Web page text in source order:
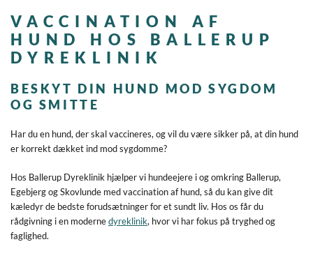
VACCINATION AF
HUND HOS BALLERUP
DYREKLINIK
BESKYT DIN HUND MOD SYGDOM
OG SMITTE
Har du en hund, der skal vaccineres, og vil du være sikker på, at din hund
er korrekt dækket ind mod sygdomme?
Hos Ballerup Dyreklinik hjælper vi hundeejere i og omkring Ballerup,
Egebjerg og Skovlunde med vaccination af hund, så du kan give dit
kæledyr de bedste forudsætninger for et sundt liv. Hos os får du
rådgivning i en modernedyreklinik, hvor vi har fokus på tryghed og
faglighed.